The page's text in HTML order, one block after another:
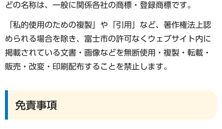
どの名称は、一般に関係各社の商標・登録商標です。
「私的使用のための複製」や「引用」など、著作権法上認
められる場合を除き、富士市の許可なくウェブサイト内に
掲載されている文書・画像などを無断使用・複製・転載・
販売・改変・印刷配布することを禁止します。
免責事項